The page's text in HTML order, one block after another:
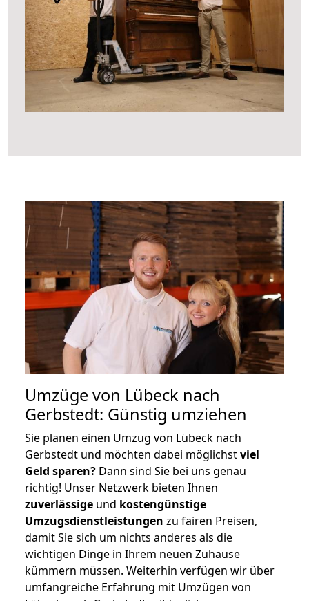
Umzüge von Lübeck nach
Gerbstedt: Günstig umziehen
Sie planen einen Umzug von Lübeck nach
Gerbstedt und möchten dabei möglichstviel
Geld sparen? Dann sind Sie bei uns genau
richtig! Unser Netzwerk bieten Ihnen
zuverlässige und kostengünstige
Umzugsdienstleistungen zu fairen Preisen,
damit Sie sich um nichts anderes als die
wichtigen Dinge in Ihrem neuen Zuhause
kümmern müssen. Weiterhin verfügen wir über
umfangreiche Erfahrung mit Umzügen von